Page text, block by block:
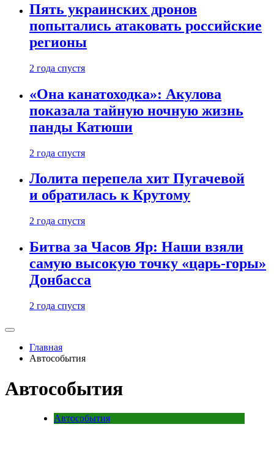
Пять украинских дронов
попытались атаковать российские
регионы
2 года спустя
«Она канатоходка»: Акулова
показала тайную ночную жизнь
панды Катюши
2 года спустя
Лолита перепела хит Пугачевой
и обратилась к Крутому
2 года спустя
Битва за Часов Яр: Наши взяли
самую высокую точку «царь-горы»
Донбасса
2 года спустя
Главная
Автособытия
Автособытия
Автособытия